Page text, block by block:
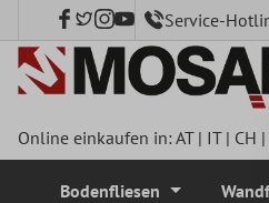
springen Service-
Online einkaufen in:AT| IT| CH |
Bodenfliesen